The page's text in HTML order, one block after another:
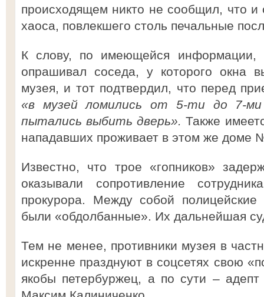
происходящем никто не сообщил, что и
хаоса, повлекшего столь печальные
К слову, по имеющейся информации,
опрашивал соседа, у которого окна
музея, и тот подтвердил, что перед
«в музей ломились от 5-ти до 7-ми
пытались выбить дверь». Также
нападавших проживает в этом же доме
Известно, что трое «гопников»
оказывали сопротивление
прокурора. Между собой
были «обдолбанные». Их дальнейшая
Тем не менее, противники музея в
искренне празднуют в соцсетях свою
якобы петербуржец, а по сути – адепт